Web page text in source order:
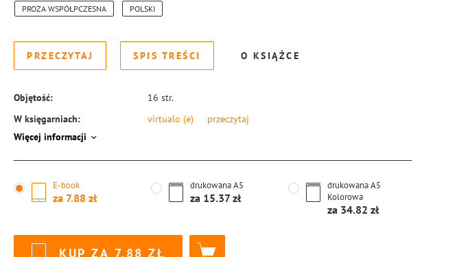
PROZA WSPÓŁPCZESNA POLSKI
PRZECZYTAJ SPIS TREŚCI O KSIĄŻCE
Objętość: 16 str.
W księgarniach:
virtualo (e)
przeczytaj
ISBN:
Więcej informacji
E-book
za 7.88
drukowanaA5
za 15.37
drukowanaA5
Kolorowa
za 34.82
KUP ZA 7.88